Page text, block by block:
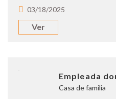
03/18/2025
Ver
Empleada
Casa de familia